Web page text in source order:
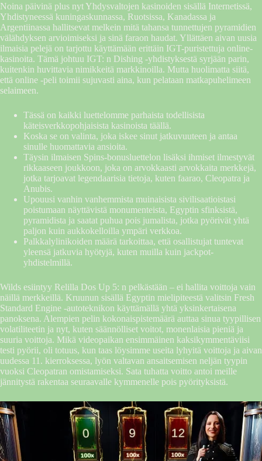
Noina päivinä plus nyt Yhdysvaltojen kasinoiden sisällä Internetissä,
Yhdistyneessä kuningaskunnassa, Ruotsissa, Kanadassa ja
Argentiinassa hallitsevat melkein mitä tahansa tunnettujen pyramidien
välähdyksen arvioimiseksi ja sinä faraon haudat. Yllättäen aivan uusia
ilmaisia ​​pelejä on tarjottu käyttämään erittäin IGT-puristettuja online-
kasinoita. Tämä johtuu IGT: n Dishing -yhdistyksestä syrjään parin,
kuitenkin huvittavia nimikkeitä markkinoilla. Mutta huolimatta siitä,
että online -peli toimii sujuvasti aina, kun pelataan matkapuhelimeen
selaimeen.
Tässä on kaikki luettelomme parhaista todellisista
käteisverkkopohjaisista kasinoista täällä.
Koska se on valinta, joka iskee sinut jatkuvuuteen ja antaa
sinulle huomattavia ansioita.
Täysin ilmaisen Spins-bonusluettelon lisäksi ihmiset ilmestyvät
rikkaaseen joukkoon, joka on arvokkaasti arvokkaita merkkejä,
jotka tarjoavat legendaarisia tietoja, kuten faarao, Cleopatra ja
Anubis.
Upouusi vanhin vanhemmista muinaisista sivilisaatioistasi
poistumaan näyttävistä monumenteista, Egyptin sfinksistä,
pyramidista ja saatat puhua pois jumalista, jotka pyörivät yhtä
paljon kuin aukkokelloilla ympäri verkkoa.
Palkkalylinikoiden määrä tarkoittaa, että osallistujat tuntevat
yleensä jatkuvia hyötyjä, kuten muilla kuin jackpot-
yhdistelmillä.
Wilds esiintyy Relilla Dos Up 5: n pelkästään – ei hallita voittoja vain
näillä merkkeillä. Kruunun sisällä Egyptin mielipiteestä valitsin Fresh
Standard Engine -autoteknikon käyttämällä yhtä yksinkertaisena
panoksena. Alempien pelin kokonaispistemäärä auttaa sinua tyypillisen
volatiliteetin ja nyt, kuten säännölliset voitot, monenlaisia ​​pieniä ja
suuria voittoja. Mikä videopaikan ensimmäinen kaksikymmentäviisi
testi pyörii, oli totuus, kun taas löysimme useita lyhyitä voittoja ja aivan
uudessa 11. kierroksessa, lyön valtavan ansaitsemisen neljän tyypin
vuoksi Cleopatran omistamiseksi. Sata tuhatta voitto antoi meille
jännitystä rakentaa seuraavalle kymmenelle pois pyörityksistä.